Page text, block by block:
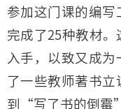
参加这门课的编写
完成了25种教材
入手，以致又成
了一些教师著书立
到“写了书的倒霉